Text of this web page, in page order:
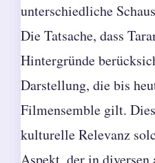
unterschiedliche
Die Tatsache, dass
Hintergründe
Darstellung, die bis
Filmensemble gilt.
kulturelle Relevanz
Aspekt, der in diversen